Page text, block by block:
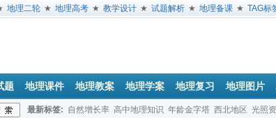
地理二轮 ★ 地理高考 ★ 教学设计 ★ 试题解析 ★ 地理备课 ★ TAG标
题 地理课件 地理教案 地理学案 地理复习 地理图片
最新标签: 自然增长率 高中地理知识 年龄金字塔 西北地区 光照